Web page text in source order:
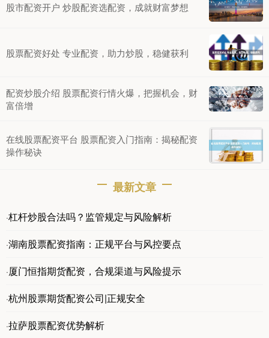
股市配资开户 炒股配资选配资，成就财富梦想
股票配资好处 专业配资，助力炒股，稳健获利
配资炒股介绍 股票配资行情火爆，把握机会，财
富倍增
在线股票配资平台 股票配资入门指南：揭秘配资
操作秘诀
最新文章
·杠杆炒股合法吗？监管规定与风险解析
·湖南股票配资指南：正规平台与风控要点
·厦门恒指期货配资，合规渠道与风险提示
·杭州股票期货配资公司|正规安全
·拉萨股票配资优势解析